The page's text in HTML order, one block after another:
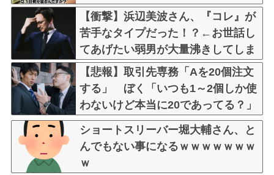
【衝撃】浜辺美波さん、『コレ』が
苦手なタイプだった！？←お世話し
てあげたい弱男が大量沸きしてしま
うw w w w w w w w w
【悲報】取引先専務「Aを20個注文
する」 ぼく「いつも1～2個しか使
わないけど本当に20であってる？」
取専「あってる」→結果『こう』
なったんだがコレワイが悪いん
か？？？？？？？？
ショートスリーバー堀大輔さん、と
んでもない事になるｗｗｗｗｗｗｗ
ｗ